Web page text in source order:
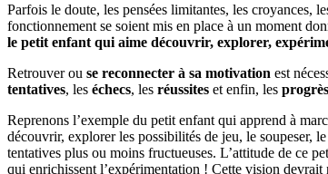
Parfois le doute, les pensées limitantes, les croyances,
fonctionnement se soient mis en place à un moment
le petit enfant qui aime découvrir, explorer,
Retrouver ou se reconnecter à sa motivation est
tentatives, les échecs, les réussites et enfin, les progrès
Reprenons l’exemple du petit enfant qui apprend à
découvrir, explorer les possibilités de jeu, le soupeser,
tentatives plus ou moins fructueuses. L’attitude de ce
qui enrichissent l’expérimentation ! Cette vision